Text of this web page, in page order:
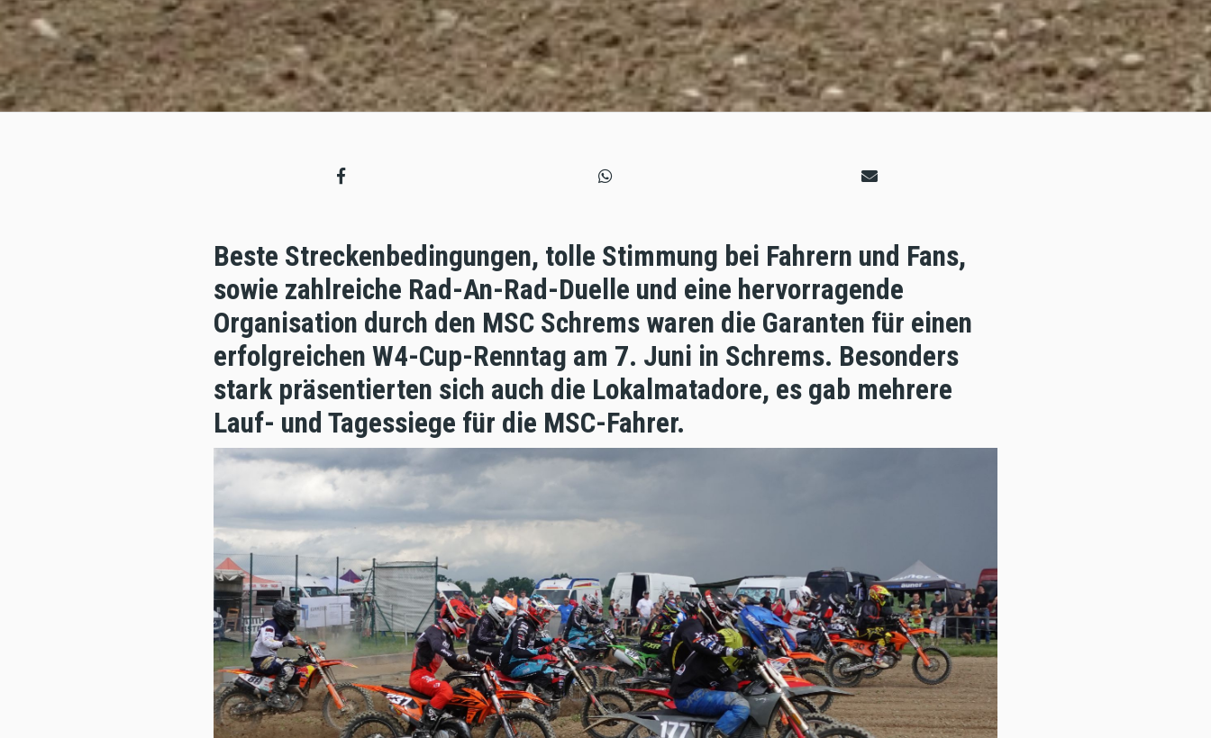
Beste Streckenbedingungen, tolle Stimmung bei Fahrern und Fans,
sowie zahlreiche Rad-An-Rad-Duelle und eine hervorragende
Organisation durch den MSC Schrems waren die Garanten für einen
erfolgreichen W4-Cup-Renntag am 7. Juni in Schrems. Besonders
stark präsentierten sich auch die Lokalmatadore, es gab mehrere
Lauf- und Tagessiege für die MSC-Fahrer.